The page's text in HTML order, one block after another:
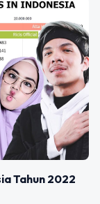
Tahun 2022